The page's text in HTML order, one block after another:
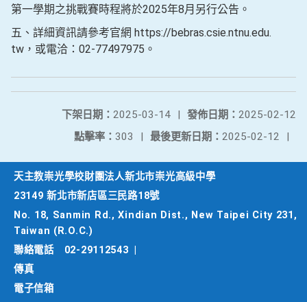
第一學期之挑戰賽時程將於2025年8月另行公告。
五、詳細資訊請參考官網 https://bebras.csie.ntnu.edu.
tw，或電洽：02-77497975。
發佈日期： 2025-02-12
下架日期： 2025-03-14
|
最後更新日期： 2025-02-12 |
點擊率： 303 |
天主教崇光學校財團法人新北市崇光高級中學
23149 新北市新店區三民路18號
No. 18, Sanmin Rd., Xindian Dist., New Taipei City 231,
Taiwan (R.O.C.)
聯絡電話
02-29112543
傳真
電子信箱